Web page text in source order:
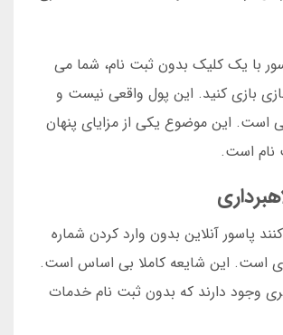
با یک کلیک بدون ثبت نام، شما می
بازی کنید. این پول واقعی نیست و
است. این موضوع یکی از مزایای پنهان
نام است.
پاسور آنلاین بدون وارد کردن شماره
است. این شایعه کاملا بی اساس است.
وجود دارند که بدون ثبت نام خدمات